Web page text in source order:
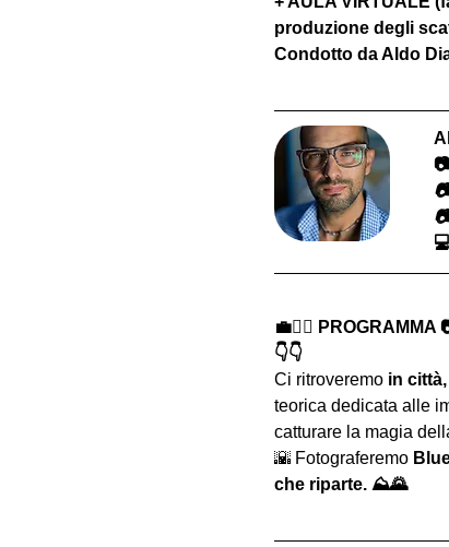
produzione degli
Condotto da Aldo
💼🚶‍♂️ PROGRAMMA
👇👇
Ci ritroveremo in città,
teorica dedicata alle
catturare la magia
🌇 Fotograferemo
che riparte. ⛰🌄